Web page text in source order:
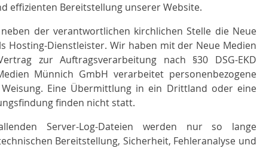
effizienten Bereitstellung unserer Website.
der verantwortlichen kirchlichen Stelle die Neue
Hosting-Dienstleister. Wir haben mit der Neue Medien
zur Auftragsverarbeitung nach §30 DSG-EKD
Münnich GmbH verarbeitet personenbezogene
Eine Übermittlung in ein Drittland oder eine
finden nicht statt.
Server-Log-Dateien werden nur so lange
Bereitstellung, Sicherheit, Fehleranalyse und